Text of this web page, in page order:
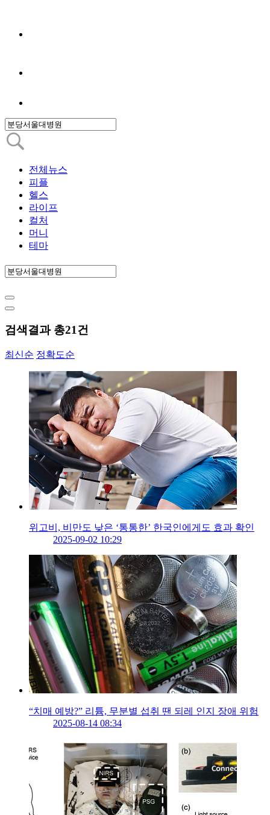
전체뉴스
피플
헬스
라이프
컬처
머니
테마
검색결과 총21건
최신순 정확도순
위고비, 비만도 낮은 ‘통통한’ 한국인에게도 효과 확인
2025-09-02 10:29
“치매 예방?” 리튬, 무분별 섭취 땐 되레 인지 장애 위험
2025-08-14 08:34